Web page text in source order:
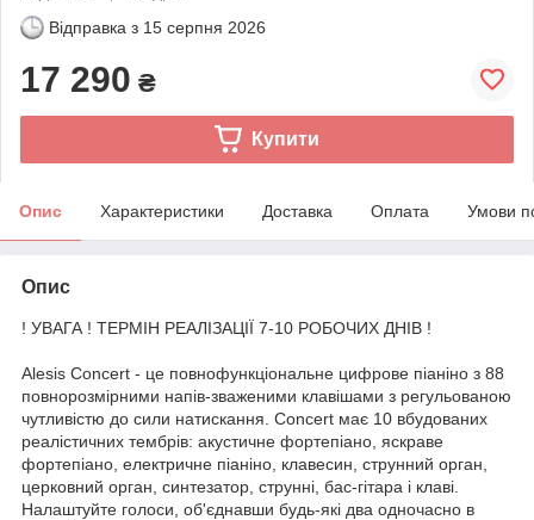
Відправка з 15 серпня 2026
17 290 ₴
Купити
Опис Характеристики Доставка Оплата Умови
Опис
! УВАГА ! ТЕРМІН РЕАЛІЗАЦІЇ 7-10 РОБОЧИХ ДНІВ !
Alesis Concert - це повнофункціональне цифрове піаніно з 88
повнорозмірними напів-зваженими клавішами з регульованою
чутливістю до сили натискання. Concert має 10 вбудованих
реалістичних тембрів: акустичне фортепіано, яскраве
фортепіано, електричне піаніно, клавесин, струнний орган,
церковний орган, синтезатор, струнні, бас-гітара і клаві.
Налаштуйте голоси, об'єднавши будь-які два одночасно в